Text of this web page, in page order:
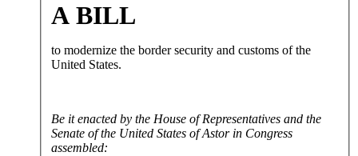
A BILL
to modernize the border security and customs of the
United States.
Be it enacted by the House of Representatives and the
Senate of the United States of Astor in Congress
assembled: